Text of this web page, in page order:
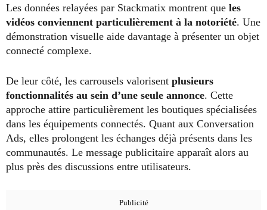
Les données relayées par Stackmatix montrent que les
vidéos conviennent particulièrement à la notoriété. Une
démonstration visuelle aide davantage à présenter un objet
connecté complexe.
De leur côté, les carrousels valorisent plusieurs
fonctionnalités au sein d’une seule annonce. Cette
approche attire particulièrement les boutiques spécialisées
dans les équipements connectés. Quant aux Conversation
Ads, elles prolongent les échanges déjà présents dans les
communautés. Le message publicitaire apparaît alors au
plus près des discussions entre utilisateurs.